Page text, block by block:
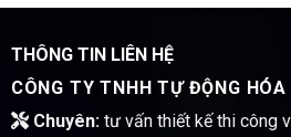
THÔNG TIN LIÊN HỆ
CÔNG TY TNHH TỰ ĐỘNG HÓA
Chuyên:tư vấn thiết kế thi công